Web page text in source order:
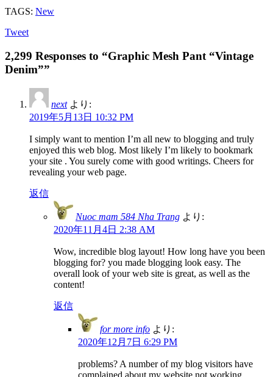
TAGS: New
Tweet
2,299 Responses to “Graphic Mesh Pant “Vintage
Denim””
next より:
2019年5月13日 10:32 PM
I simply want to mention I’m all new to blogging and truly
enjoyed this web blog. Most likely I’m likely to bookmark
your site . You surely come with good writings. Cheers for
revealing your web page.
返信
Nuoc mam 584 Nha Trang より:
2020年11月4日 2:38 AM
Wow, incredible blog layout! How long have you been
blogging for? you made blogging look easy. The
overall look of your web site is great, as well as the
content!
返信
for more info より:
2020年12月7日 6:29 PM
problems? A number of my blog visitors have
complained about my website not working